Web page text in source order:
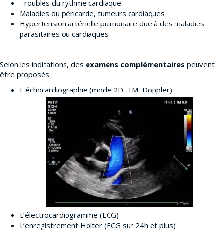
Troubles du rythme cardiaque
Maladies du péricarde, tumeurs cardiaques
Hypertension artérielle pulmonaire due à des maladies
parasitaires ou cardiaques
Selon les indications, des examens complémentaires peuvent
être proposés :
L échocardiographie (mode 2D, TM, Doppler)
L’électrocardiogramme (ECG)
L’enregistrement Holter (ECG sur 24h et plus)